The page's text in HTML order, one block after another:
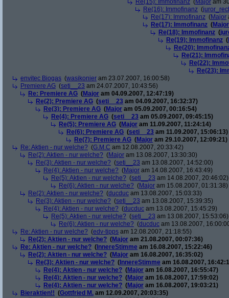
Re(15): Immofinanz (Major am
Re(16): Immofinanz (
Re(17): Immofinanz (Major
Re(17): Immofinanz (Major
Re(18): Immofinanz (
Re(19): Immofinanz (
Re(20):
Re(21):
Re(22):
Re(23):
envitec Biogas (wasikonier am 23.07.2007, 16:00:58)
Premiere AG (seti__23 am 24.07.2007, 10:43:56)
Re: Premiere AG (Major am 04.09.2007, 12:47:19)
Re(2): Premiere AG (seti__23 am 04.09.2007, 16:32:37)
Re(3): Premiere AG (Major am 05.09.2007, 00:16:54)
Re(4): Premiere AG (seti__23 am 05.09.2007, 09:45:15)
Re(5): Premiere AG (Major am 11.09.2007, 11:24:14)
Re(6): Premiere AG (seti__23 am 11.09.2007, 15:06:13)
Re(7): Premiere AG (Major am 29.10.2007, 12:09:21)
Re: Aktien - nur welche? (G.M.C am 12.08.2007, 20:33:42)
Re(2): Aktien - nur welche? (Major am 13.08.2007, 13:30:30)
Re(3): Aktien - nur welche? (seti__23 am 13.08.2007, 14:52:00)
Re(4): Aktien - nur welche? (Major am 14.08.2007, 16:43:49)
Re(5): Aktien - nur welche? (seti__23 am 14.08.2007, 20:46:02)
Re(6): Aktien - nur welche? (Major am 15.08.2007, 01:31:38)
Re(2): Aktien - nur welche? (ducduc am 13.08.2007, 15:03:33)
Re(3): Aktien - nur welche? (seti__23 am 13.08.2007, 15:39:35)
Re(4): Aktien - nur welche? (ducduc am 13.08.2007, 15:45:29)
Re(5): Aktien - nur welche? (seti__23 am 13.08.2007, 15:53:06)
Re(6): Aktien - nur welche? (ducduc am 13.08.2007,
Re: Aktien - nur welche? (edv-tipps am 12.08.2007, 21:18:55)
Re(2): Aktien - nur welche? (Major am 21.08.2007, 00:07:36)
Re: Aktien - nur welche? ( InnereStimme am 16.08.2007, 15:22:46)
Re(2): Aktien - nur welche? (Major am 16.08.2007, 16:35:02)
Re(3): Aktien - nur welche? ( InnereStimme am 16.08.2007,
Re(4): Aktien - nur welche? (Major am 16.08.2007, 16:55:47)
Re(4): Aktien - nur welche? (Major am 16.08.2007, 17:59:02)
Re(4): Aktien - nur welche? (Major am 16.08.2007, 19:03:21)
Bieraktien!! (Gottfried M. am 12.09.2007, 20:03:35)